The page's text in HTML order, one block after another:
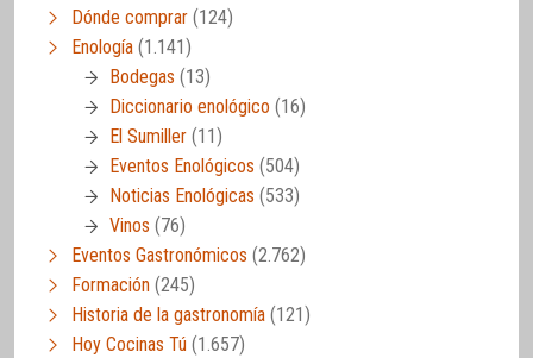
Dónde comprar (124)
Enología (1.141)
Bodegas (13)
Diccionario enológico (16)
El Sumiller (11)
Eventos Enológicos (504)
Noticias Enológicas (533)
Vinos (76)
Eventos Gastronómicos (2.762)
Formación (245)
Historia de la gastronomía (121)
Hoy Cocinas Tú (1.657)